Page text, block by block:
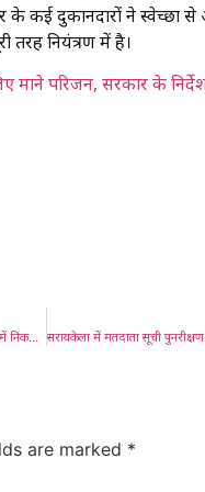
के कई दुकानदारों ने स्वेच्छा
तरह नियंत्रण में है।
परिजन, सरकार के
Adityapur: हिमांशु सिंह हत्याकांड:कल ‘आदित्यपुर बंद’ का एलान, पूर्व मुख्यमंत्री मधु कोड़ा के नेतृत्व में निकला विशाल मशाल जुलूस
are marked *